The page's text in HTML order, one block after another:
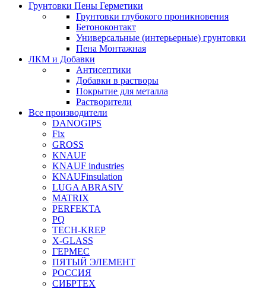
Грунтовки Пены Герметики
Грунтовки глубокого проникновения
Бетоноконтакт
Универсальные (интерьерные) грунтовки
Пена Монтажная
ЛКМ и Добавки
Антисептики
Добавки в растворы
Покрытие для металла
Растворители
Все производители
DANOGIPS
Fix
GROSS
KNAUF
KNAUF industries
KNAUFinsulation
LUGA ABRASIV
MATRIX
PERFEKTA
PQ
TECH-KREP
X-GLASS
ГЕРМЕС
ПЯТЫЙ ЭЛЕМЕНТ
РОССИЯ
СИБРТЕХ